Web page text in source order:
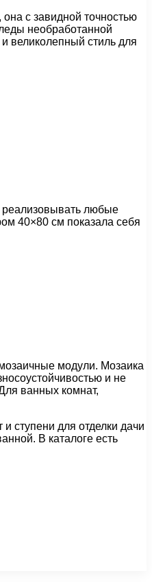
она с завидной точностью
необработанной
великолепный стиль для
реализовывать любые
40×80 см показала себя
модули. Мозаика
и не
ванных комнат,
ступени для отделки дачи
В каталоге есть